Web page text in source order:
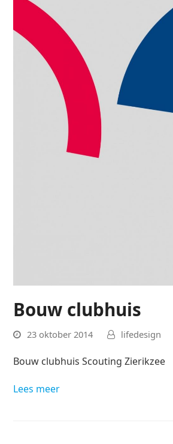
Bouw clubhuis
23 oktober 2014 lifedesign
Bouw clubhuis Scouting Zierikzee
Lees meer